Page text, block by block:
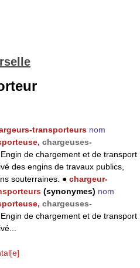
transporteurs nom
, chargeuses-
Engin de chargement et de transport
des engins de travaux publics,
souterraines. ● chargeur-
(synonymes) nom
, chargeuses-
Engin de chargement et de transport